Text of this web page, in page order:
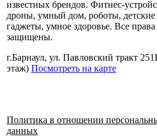
известных брендов. Фитнес-
дроны, умный дом, роботы, детские
гаджеты, умное здоровье. Все права
защищены.
г.Барнаул, ул. Павловский тракт
этаж) Посмотреть на карте
Политика в отношении
данных